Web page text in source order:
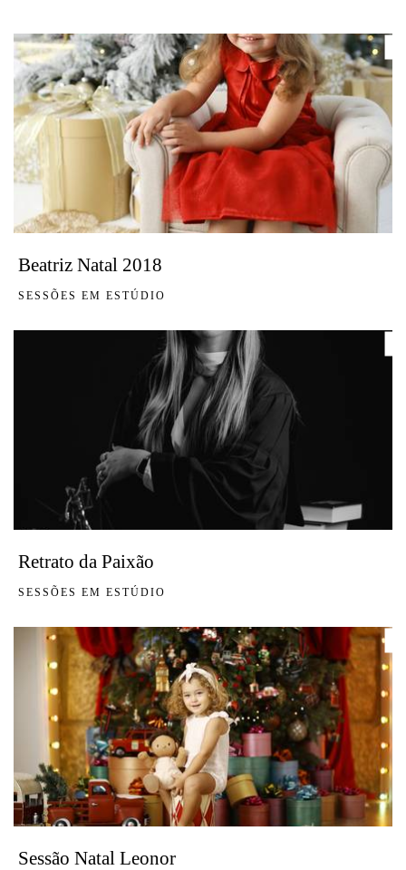
Beatriz Natal 2018
SESSÕES EM ESTÚDIO
Retrato da Paixão
SESSÕES EM ESTÚDIO
Sessão Natal Leonor